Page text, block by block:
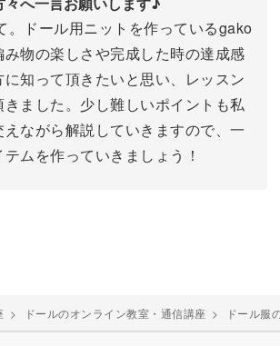
。ドール用ニットを作っているgako
み物の楽しさや完成した時の達成感
知って頂きたいと思い、レッスン
きました。少し難しいポイントも私
ながら解説していきますので、一
ムを作っていきましょう！
> ドールのオンライン教室・通信講座 > ドール服